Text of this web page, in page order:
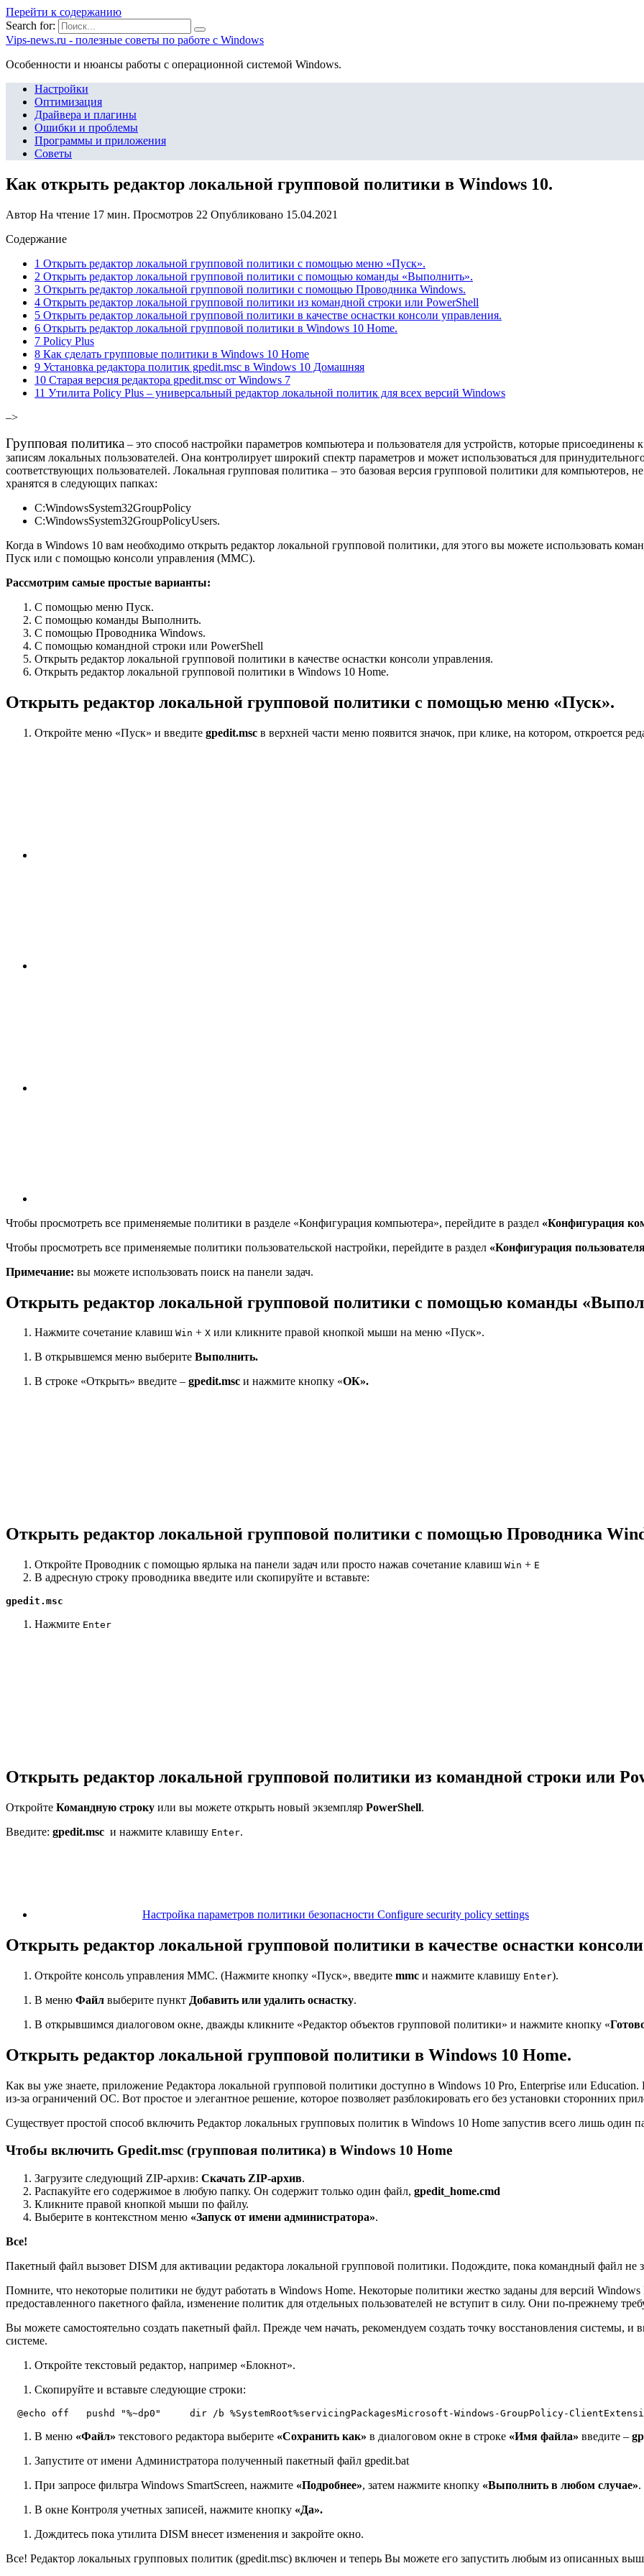
Перейти к содержанию
Search for:
Vips-news.ru - полезные советы по работе с Windows
Особенности и нюансы работы с операционной системой Windows.
Настройки
Оптимизация
Драйвера и плагины
Ошибки и проблемы
Программы и приложения
Советы
Как открыть редактор локальной групповой политики в Windows 10.
Автор На чтение 17 мин. Просмотров 22 Опубликовано 15.04.2021
Содержание
1 Открыть редактор локальной групповой политики с помощью меню «Пуск».
2 Открыть редактор локальной групповой политики с помощью команды «Выполнить».
3 Открыть редактор локальной групповой политики с помощью Проводника Windows.
4 Открыть редактор локальной групповой политики из командной строки или PowerShell
5 Открыть редактор локальной групповой политики в качестве оснастки консоли управления.
6 Открыть редактор локальной групповой политики в Windows 10 Home.
7 Policy Plus
8 Как сделать групповые политики в Windows 10 Home
9 Установка редактора политик gpedit.msc в Windows 10 Домашняя
10 Старая версия редактора gpedit.msc от Windows 7
11 Утилита Policy Plus – универсальный редактор локальной политик для всех версий Windows
–>
Групповая политика – это способ настройки параметров компьютера и пользователя для устройств, которые
записям локальных пользователей. Она контролирует широкий спектр параметров и может использоваться для
соответствующих пользователей. Локальная групповая политика – это базовая версия групповой политики для
хранятся в следующих папках:
C:WindowsSystem32GroupPolicy
C:WindowsSystem32GroupPolicyUsers.
Когда в Windows 10 вам необходимо открыть редактор локальной групповой политики, для этого вы можете использовать
Пуск или с помощью консоли управления (MMC).
Рассмотрим самые простые варианты:
C помощью меню Пуск.
C помощью команды Выполнить.
C помощью Проводника Windows.
С помощью командной строки или PowerShell
Открыть редактор локальной групповой политики в качестве оснастки консоли управления.
Открыть редактор локальной групповой политики в Windows 10 Home.
Открыть редактор локальной групповой политики с помощью меню «Пуск».
Откройте меню «Пуск» и введите gpedit.msc в верхней части меню появится значок, при клике, на котором, откроется
Чтобы просмотреть все применяемые политики в разделе «Конфигурация компьютера», перейдите в раздел «Конфигурация
Чтобы просмотреть все применяемые политики пользовательской настройки, перейдите в раздел «Конфигурация
Примечание: вы можете использовать поиск на панели задач.
Открыть редактор локальной групповой политики с помощью команды
Нажмите сочетание клавиш Win + X или кликните правой кнопкой мыши на меню «Пуск».
В открывшемся меню выберите Выполнить.
В строке «Открыть» введите – gpedit.msc и нажмите кнопку «ОК».
Открыть редактор локальной групповой политики с помощью Проводника
Откройте Проводник с помощью ярлыка на панели задач или просто нажав сочетание клавиш Win + E
В адресную строку проводника введите или скопируйте и вставьте:
gpedit.msc
Нажмите Enter
Открыть редактор локальной групповой политики из командной строки или
Откройте Командную строку или вы можете открыть новый экземпляр PowerShell.
Введите: gpedit.msc и нажмите клавишу Enter.
Настройка параметров политики безопасности Configure security policy settings
Открыть редактор локальной групповой политики в качестве оснастки
Откройте консоль управления MMC. (Нажмите кнопку «Пуск», введите mmc и нажмите клавишу Enter).
В меню Файл выберите пункт Добавить или удалить оснастку.
В открывшимся диалоговом окне, дважды кликните «Редактор объектов групповой политики» и нажмите кнопку «
Открыть редактор локальной групповой политики в Windows 10 Home.
Как вы уже знаете, приложение Редактора локальной групповой политики доступно в Windows 10 Pro, Enterprise или
из-за ограничений ОС. Вот простое и элегантное решение, которое позволяет разблокировать его без установки сторонних
Существует простой способ включить Редактор локальных групповых политик в Windows 10 Home запустив всего лишь один
Чтобы включить Gpedit.msc (групповая политика) в Windows 10 Home
Загрузите следующий ZIP-архив: Скачать ZIP-архив.
Распакуйте его содержимое в любую папку. Он содержит только один файл, gpedit_home.cmd
Кликните правой кнопкой мыши по файлу.
Выберите в контекстном меню «Запуск от имени администратора».
Все!
Пакетный файл вызовет DISM для активации редактора локальной групповой политики. Подождите, пока командный файл не
Помните, что некоторые политики не будут работать в Windows Home. Некоторые политики жестко заданы для версий
предоставленного пакетного файла, изменение политик для отдельных пользователей не вступит в силу. Они по-прежнему
Вы можете самостоятельно создать пакетный файл. Прежде чем начать, рекомендуем создать точку восстановления системы,
системе.
Откройте текстовый редактор, например «Блокнот».
Скопируйте и вставьте следующие строки:
@echo off   pushd "%~dp0"     dir /b %SystemRoot%servicingPackagesMicrosoft-Windows-GroupPolicy-
В меню «Файл» текстового редактора выберите «Сохранить как» в диалоговом окне в строке «Имя файла» введите –
Запустите от имени Администратора полученный пакетный файл gpedit.bat
При запросе фильтра Windows SmartScreen, нажмите «Подробнее», затем нажмите кнопку «Выполнить в любом случае».
В окне Контроля учетных записей, нажмите кнопку «Да».
Дождитесь пока утилита DISM внесет изменения и закройте окно.
Все! Редактор локальных групповых политик (gpedit.msc) включен и теперь Вы можете его запустить любым из описанных